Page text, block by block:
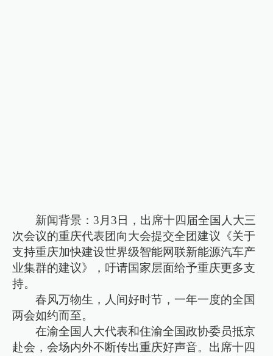
新闻背景：3月3日，出席十四届全国人大三
次会议的重庆代表团向大会提交全团建议《关于
支持重庆加快建设世界级智能网联新能源汽车产
业集群的建议》，吁请国家层面给予重庆更多支
持。
春风万物生，人间好时节，一年一度的全国
两会如约而至。
在渝全国人大代表和住渝全国政协委员抵京
赴会，会场内外不断传出重庆好声音。出席十四